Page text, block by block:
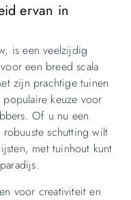
ervan in
is een veelzijdig
een breed scala
zijn prachtige tuinen
keuze voor
Of u nu een
schutting wilt
met tuinhout kunt
voor creativiteit en